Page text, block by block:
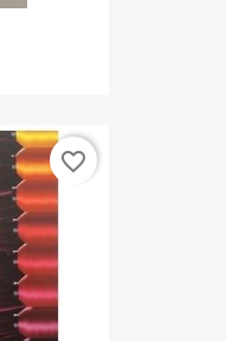
favorite_border